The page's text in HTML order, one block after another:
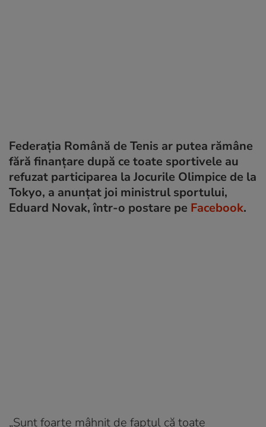
Federația Română de Tenis ar putea rămâne
fără finanțare după ce toate sportivele au
refuzat participarea la Jocurile Olimpice de la
Tokyo, a anunțat joi ministrul sportului,
Eduard Novak, într-o postare pe Facebook.
„Sunt foarte mâhnit de faptul că toate